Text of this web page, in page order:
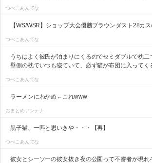
つべこあんてな
【WS/WSR】ショップ大会優勝ブラウンダスト28カ
つべこあんてな
うちはよく彼氏が泊まりにくるのでセミダブルで枕二
壁側の枕でいつも寝ていて、必ず猫が布団に入ってく
つべこあんてな
ラーメンにわかめ←これwww
おまとめアンテナ
黒子猫、一匹と思いきや・・・【再】
つべこあんてな
彼女とシーソーの彼女抜き夜の公園って不審者が現れ